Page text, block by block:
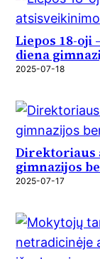
Liepos 18-oji
diena
2025-07-18
Direktoriaus
gimnazijos
2025-07-17